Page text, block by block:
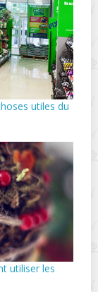
utiles du
utiliser les